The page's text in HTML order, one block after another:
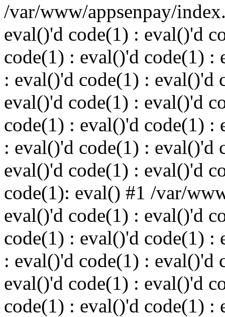
/var/www/appsenpay/
eval()'d code(1) : eval()'d
code(1) : eval()'d code(1) :
: eval()'d code(1) : eval()'d
eval()'d code(1) : eval()'d
code(1) : eval()'d code(1) :
: eval()'d code(1) : eval()'d
eval()'d code(1) : eval()'d
code(1): eval() #1 /var/
eval()'d code(1) : eval()'d
code(1) : eval()'d code(1) :
: eval()'d code(1) : eval()'d
eval()'d code(1) : eval()'d
code(1) : eval()'d code(1) :